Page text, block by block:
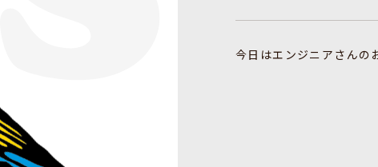
今日はエンジニアさんの